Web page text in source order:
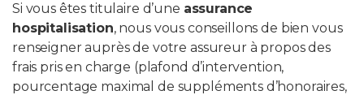
PROFESSIONNELS DE LA SANTÉ
JOBS ET STAGES
Si vous êtes titulaire d’une assurance
hospitalisation, nous vous conseillons de bien vous
renseigner auprès de votre assureur à propos des
frais pris en charge (plafond d’intervention,
pourcentage maximal de suppléments d’honoraires,